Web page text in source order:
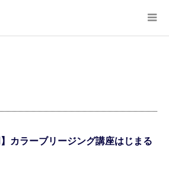
】カラーブリージング講座はじまる